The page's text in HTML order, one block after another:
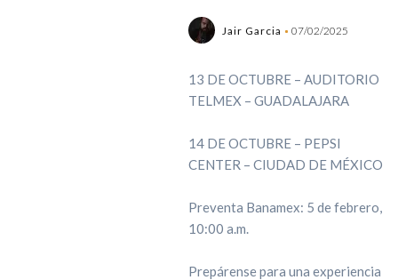
Jair Garcia 07/02/2025
13 DE OCTUBRE – AUDITORIO
TELMEX – GUADALAJARA
14 DE OCTUBRE – PEPSI
CENTER – CIUDAD DE MÉXICO
Preventa Banamex: 5 de febrero,
10:00 a.m.
Prepárense para una experiencia